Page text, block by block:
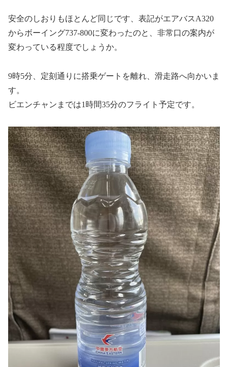
安全のしおりもほとんど同じです、表記がエアバスA320
からボーイング737-800に変わったのと、非常口の案内が
変わっている程度でしょうか。
9時5分、定刻通りに搭乗ゲートを離れ、滑走路へ向かいま
す。
ビエンチャンまでは1時間35分のフライト予定です。